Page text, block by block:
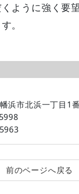
ように強く要
。
浜市北浜一丁目1
前のページへ戻る